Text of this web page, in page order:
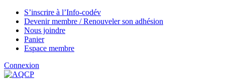
S’inscrire à l’Info-codév
Devenir membre / Renouveler son adhésion
Nous joindre
Panier
Espace membre
Connexion